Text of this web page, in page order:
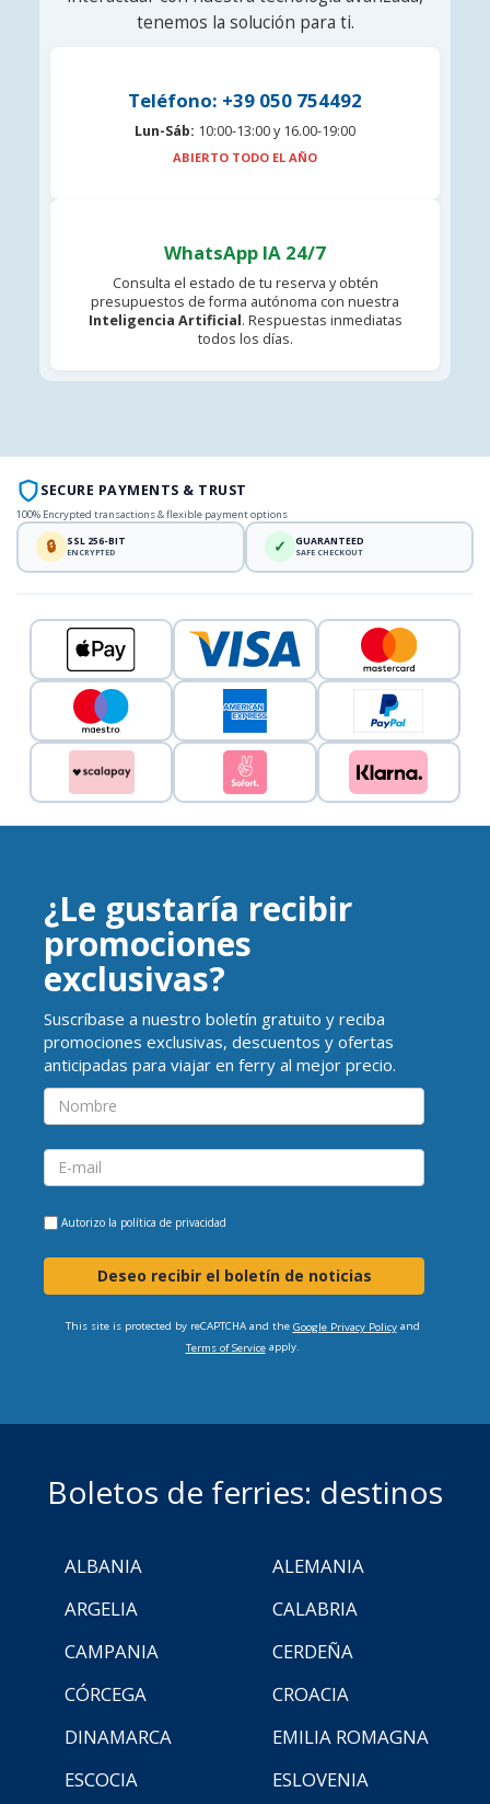
tenemos la solución para ti.
Teléfono: +39 050 754492
Lun-Sáb: 10:00-13:00 y 16.00-19:00
ABIERTO TODO EL AÑO
WhatsApp IA 24/7
Consulta el estado de tu reserva y obtén
presupuestos de forma autónoma con nuestra
Inteligencia Artificial. Respuestas inmediatas
todos los días.
SECURE PAYMENTS & TRUST
100% Encrypted transactions & flexible payment options
🔒 SSL 256-BIT
ENCRYPTED ✓ GUARANTEED
SAFE CHECKOUT
¿Le gustaría recibir
promociones
exclusivas?
Suscríbase a nuestro boletín gratuito y reciba
promociones exclusivas, descuentos y ofertas
anticipadas para viajar en ferry al mejor precio.
Autorizo la política de privacidad
Deseo recibir el boletín de noticias
This site is protected by reCAPTCHA and the Google Privacy Policyand
Terms of Serviceapply.
Boletos de ferries: destinos
ALBANIA
ALEMANIA
ARGELIA
CALABRIA
CAMPANIA
CERDEÑA
CÓRCEGA
CROACIA
DINAMARCA
EMILIA ROMAGNA
ESCOCIA
ESLOVENIA